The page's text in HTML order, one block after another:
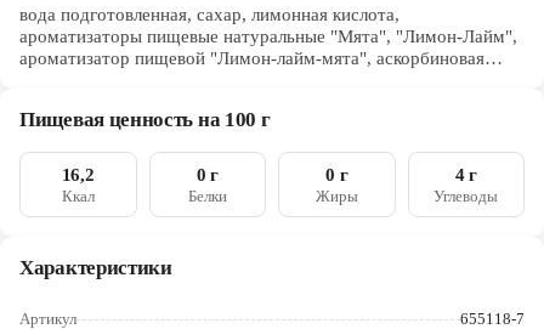
Новодвинск
Северодвинск
Череповец
вода подготовленная, сахар, лимонная кислота,
ароматизаторы пищевые натуральные "Мята", "Лимон-Лайм",
ароматизатор пищевой "Лимон-лайм-мята", аскорбиновая
Пищевая ценность на 100 г
16,2
Ккал
0 г
Белки
0 г
Жиры
4 г
Углеводы
Характеристики
Артикул 655118-7